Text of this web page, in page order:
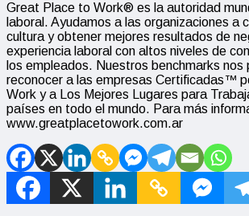
Great Place to Work® es la autoridad
laboral. Ayudamos a las organizaciones a
cultura y obtener mejores resultados de
experiencia laboral con altos niveles de
los empleados. Nuestros benchmarks nos
reconocer a las empresas Certificadas™
Work y a Los Mejores Lugares para
países en todo el mundo. Para más
www.greatplacetowork.com.ar